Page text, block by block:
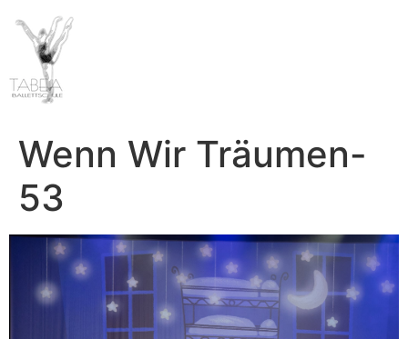
Wenn Wir Träumen-
53